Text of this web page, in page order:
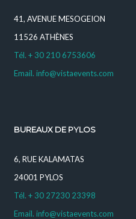
41, AVENUE MESOGEION
11526 ATHÈNES
Tél. + 30 210 6753606
Email. info@vistaevents.com
BUREAUX DE PYLOS
6, RUE KALAMATAS
24001 PYLOS
Tél. + 30 27230 23398
Email. info@vistaevents.com